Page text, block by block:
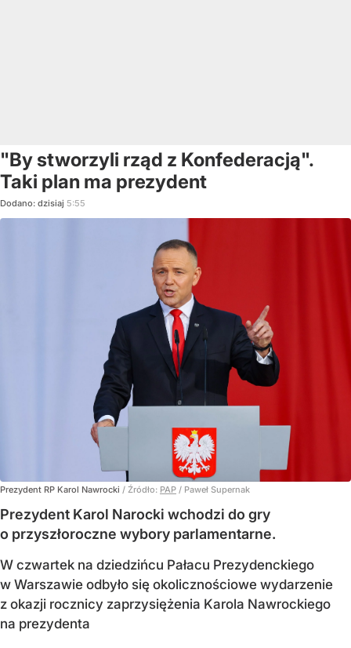
"By stworzyli rząd z Konfederacją".
Taki plan ma prezydent
Dodano: dzisiaj 5:55
Prezydent RP Karol Nawrocki / Źródło: PAP / Paweł Supernak
Prezydent Karol Narocki wchodzi do gry
o przyszłoroczne wybory parlamentarne.
W czwartek na dziedzińcu Pałacu Prezydenckiego
w Warszawie odbyło się okolicznościowe wydarzenie
z okazji rocznicy zaprzysiężenia Karola Nawrockiego
na prezydenta